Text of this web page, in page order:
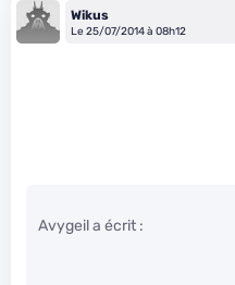
Wikus
Le 25/07/2014 à 08h12
Avygeil a écrit :